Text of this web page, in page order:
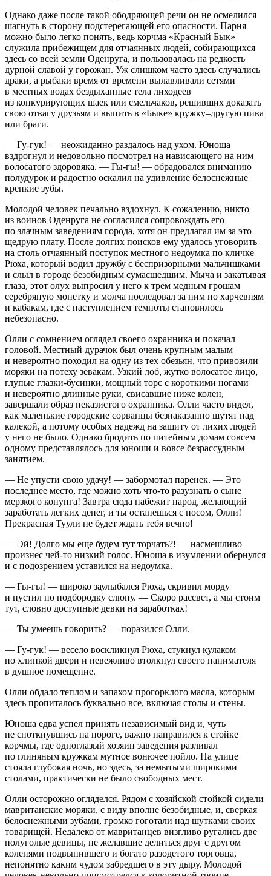
Однако даже после такой ободряющей речи он не осмелился
шагнуть в сторону подстерегающей его опасности. Парня
можно было легко понять, ведь корчма «Красный Бык»
служила прибежищем для отчаянных людей, собирающихся
здесь со всей земли Оденруга, и пользовалась на редкость
дурной славой у горожан. Уж слишком часто здесь случались
драки, а рыбаки время от времени вылавливали сетями
в местных водах бездыханные тела лиходеев
из конкурирующих шаек или смельчаков, решивших доказать
свою отвагу друзьям и выпить в «Быке» кружку–другую пива
или браги.
— Гу-гук! — неожиданно раздалось над ухом. Юноша
вздрогнул и недовольно посмотрел на нависающего на ним
волосатого здоровяка. — Гы-гы! — обрадовался вниманию
полудурок и радостно оскалил на удивление белоснежные
крепкие зубы.
Молодой человек печально вздохнул. К сожалению, никто
из воинов Оденруга не согласился сопровождать его
по злачным заведениям города, хотя он предлагал им за это
щедрую плату. После долгих поисков ему удалось уговорить
на столь отчаянный поступок местного недоумка по кличке
Рюха, который водил дружбу с беспризорными мальчишками
и слыл в городе безобидным сумасшедшим. Мыча и закатывая
глаза, этот олух выпросил у него к трем медным грошам
серебряную монетку и молча последовал за ним по харчевням
и кабакам, где с наступлением темноты становилось
небезопасно.
Олли с сомнением оглядел своего охранника и покачал
головой. Местный дурачок был очень крупным малым
и невероятно походил на одну из тех обезьян, что привозили
моряки на потеху зевакам. Узкий лоб, жутко волосатое лицо,
глупые глазки-бусинки, мощный торс с короткими ногами
и невероятно длинные руки, свисавшие ниже колен,
завершали образ неказистого охранника. Олли часто видел,
как маленькие городские сорванцы безнаказанно шутят над
калекой, а потому особых надежд на защиту от лихих людей
у него не было. Однако бродить по питейным домам совсем
одному представлялось для юноши и вовсе безрассудным
занятием.
— Не упусти свою удачу! — забормотал паренек. — Это
последнее место, где можно хоть что-то разузнать о сыне
мерзкого конунга! Завтра сюда набежит народ, желающий
заработать легких денег, и ты останешься с носом, Олли!
Прекрасная Туули не будет ждать тебя вечно!
— Эй! Долго мы еще будем тут торчать?! — насмешливо
произнес чей-то низкий голос. Юноша в изумлении обернулся
и с подозрением уставился на недоумка.
— Гы-гы! — широко заулыбался Рюха, скривил морду
и пустил по подбородку слюну. — Скоро рассвет, а мы стоим
тут, словно доступные девки на заработках!
— Ты умеешь говорить? — поразился Олли.
— Гу-гук! — весело воскликнул Рюха, стукнул кулаком
по хлипкой двери и невежливо втолкнул своего нанимателя
в душное помещение.
Олли обдало теплом и запахом прогорклого масла, которым
здесь пропиталось буквально все, включая столы и стены.
Юноша едва успел принять независимый вид и, чуть
не споткнувшись на пороге, важно направился к стойке
корчмы, где одноглазый хозяин заведения разливал
по глиняным кружкам мутное вонючее пойло. На улице
стояла глубокая ночь, но здесь, за немытыми широкими
столами, практически не было свободных мест.
Олли осторожно огляделся. Рядом с хозяйской стойкой сидели
мавританские моряки, с виду вполне безобидные, и, сверкая
белоснежными зубами, громко гоготали над шутками своих
товарищей. Недалеко от мавританцев визгливо ругались две
полуголые девицы, не желавшие делиться друг с другом
коленями подвыпившего и богато разодетого торговца,
непонятно каким чудом забредшего в эту дыру. Молодой